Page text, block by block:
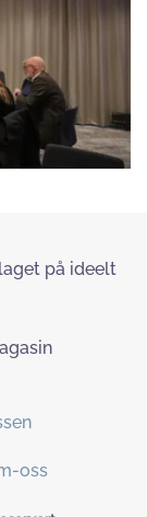
på ideelt
oss